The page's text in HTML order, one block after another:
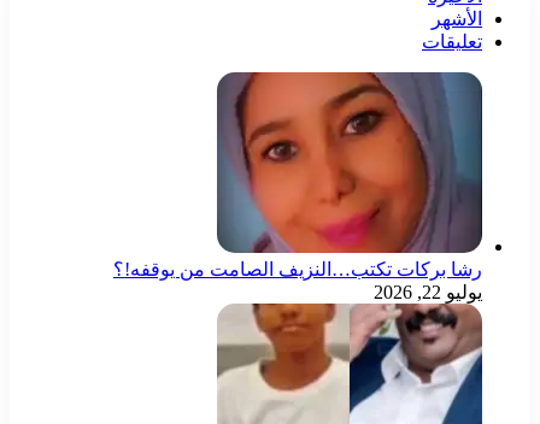
الأشهر
تعليقات
رشا بركات تكتب…النزيف الصامت من يوقفه!؟
يوليو 22, 2026